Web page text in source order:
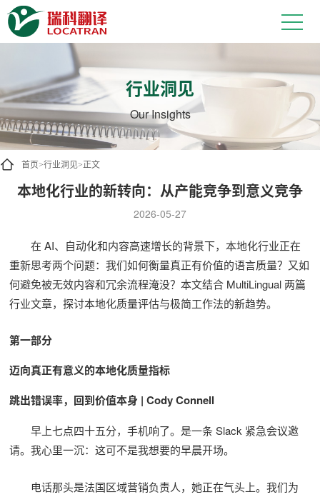
行业洞见
Our Insights
首页>行业洞见>正文
本地化行业的新转向：从产能竞争到意义竞争
2026-05-27
在 AI、自动化和内容高速增长的背景下，本地化行业正在
重新思考两个问题：我们如何衡量真正有价值的语言质量？又如
何避免被无效内容和冗余流程淹没？本文结合 MultiLingual 两篇
行业文章，探讨本地化质量评估与极简工作法的新趋势。
第一部分
迈向真正有意义的本地化质量指标
跳出错误率，回到价值本身 | Cody Connell
早上七点四十五分，手机响了。是一条 Slack 紧急会议邀
请。我心里一沉：这可不是我想要的早晨开场。
电话那头是法国区域营销负责人，她正在气头上。我们为